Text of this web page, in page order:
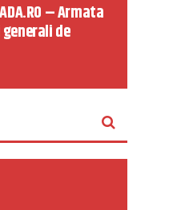
– Armata
de